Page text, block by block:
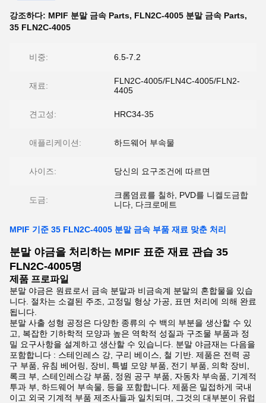
강조하다: MPIF 분말 금속 Parts, FLN2C-4005 분말 금속 Parts,
35 FLN2C-4005
비중: 6.5-7.2
재료:
FLN2C-4005/FLN4C-4005/FLN2-
4405
견고성: HRC34-35
애플리케이션: 하드웨어 부속물
사이즈: 당신의 요구조건에 따르면
도금:
크롬염료를 칠하, PVD를 니켈도금합
니다, 다크로메트
MPIF 기준 35 FLN2C-4005 분말 금속 부품 재료 맞춘 처리
분말 야금을 처리하는 MPIF 표준 재료 관습 35
FLN2C-4005명
제품 프로파일
분말 야금은 원료로서 금속 분말과 비금속계 분말의 혼합물을 있습
니다. 절차는 소결된 주조, 고정밀 형상 가공, 표면 처리에 의해 완료
됩니다.
분말 사출 성형 공정은 다양한 종류의 수 백의 부분을 생산할 수 있
고, 복잡한 기하학적 모양과 높은 역학적 성질과 구조물 부품과 정
밀 요구사항을 설계하고 생산할 수 있습니다. 분말 야금재는 다음을
포함합니다 : 스테인레스 강, 구리 베이스, 철 기반. 제품은 전력 공
구 부품, 유침 베어링, 장비, 특별 모양 부품, 전기 부품, 의학 장비,
록크 부, 스테인레스강 부품, 정원 공구 부품, 자동차 부속품, 기계적
투과 부, 하드웨어 부속물, 등을 포함합니다. 제품은 밀접하게 국내
이고 외국 기계적 부품 제조사들과 일치되며, 그것의 대부분이 유럽